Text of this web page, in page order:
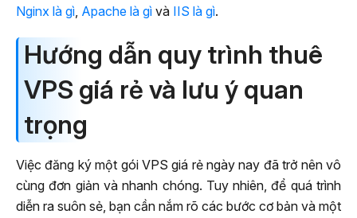
Nginx là gì, Apache là gì và IIS là gì.
Hướng dẫn quy trình thuê
VPS giá rẻ và lưu ý quan
trọng
Việc đăng ký một gói VPS giá rẻ ngày nay đã trở nên vô
cùng đơn giản và nhanh chóng. Tuy nhiên, để quá trình
diễn ra suôn sẻ, bạn cần nắm rõ các bước cơ bản và một